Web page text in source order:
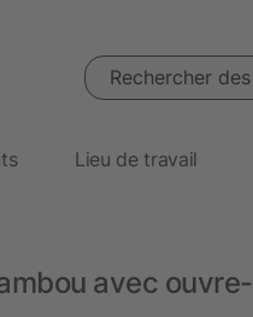
Rechercher des
Lieu de travail
avec